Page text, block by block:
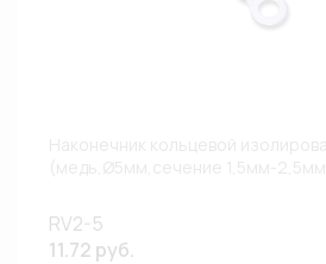
RV2-5
11.72 руб.